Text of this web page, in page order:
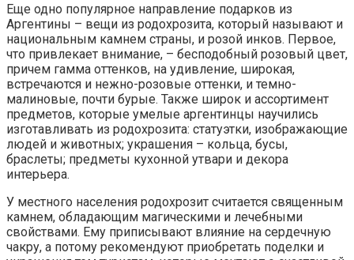
Еще одно популярное направление подарков из
Аргентины – вещи из родохрозита, который называют и
национальным камнем страны, и розой инков. Первое,
что привлекает внимание, – бесподобный розовый цвет,
причем гамма оттенков, на удивление, широкая,
встречаются и нежно-розовые оттенки, и темно-
малиновые, почти бурые. Также широк и ассортимент
предметов, которые умелые аргентинцы научились
изготавливать из родохрозита: статуэтки, изображающие
людей и животных; украшения – кольца, бусы,
браслеты; предметы кухонной утвари и декора
интерьера.
У местного населения родохрозит считается священным
камнем, обладающим магическими и лечебными
свойствами. Ему приписывают влияние на сердечную
чакру, а потому рекомендуют приобретать поделки и